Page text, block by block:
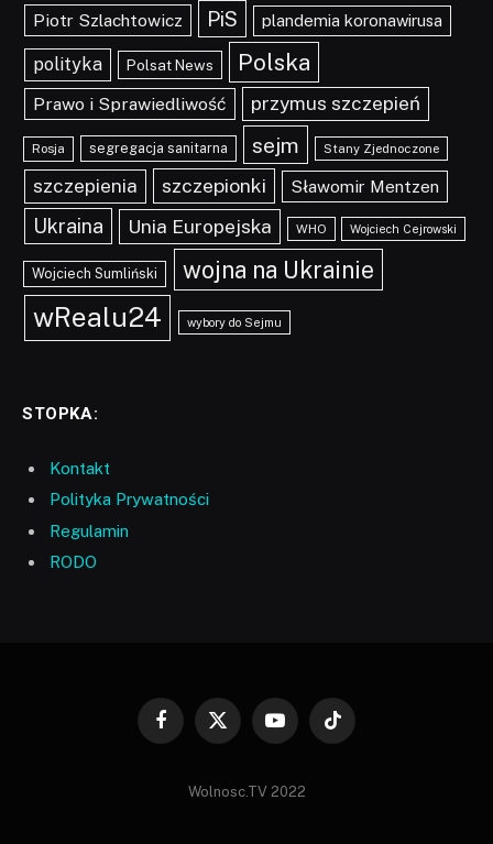
Piotr Szlachtowicz PiS plandemia koronawirusa
polityka Polsat News Polska
Prawo i Sprawiedliwość przymus szczepień
Rosja segregacja sanitarna sejm Stany Zjednoczone
szczepienia szczepionki Sławomir Mentzen
Ukraina Unia Europejska WHO Wojciech Cejrowski
Wojciech Sumliński wojna na Ukrainie
wRealu24 wybory do Sejmu
STOPKA:
Kontakt
Polityka Prywatności
Regulamin
RODO
Facebook
X
YouTubeTikTok
Wolnosc.TV 2022